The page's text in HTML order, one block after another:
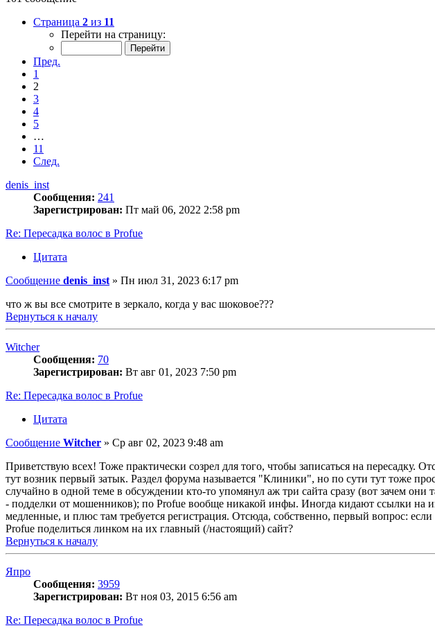
Страница 2 из 11
Перейти на страницу:
Пред.
1
2
3
4
5
…
11
След.
denis_inst
Сообщения: 241
Зарегистрирован: Пт май 06, 2022 2:58 pm
Re: Пересадка волос в Profue
Цитата
Сообщение denis_inst » Пн июл 31, 2023 6:17 pm
что ж вы все смотрите в зеркало, когда у вас шоковое???
Вернуться к началу
Witcher
Сообщения: 70
Зарегистрирован: Вт авг 01, 2023 7:50 pm
Re: Пересадка волос в Profue
Цитата
Сообщение Witcher » Ср авг 02, 2023 9:48 am
Приветствую всех! Тоже практически созрел для того, чтобы записаться на пересадку.
тут возник первый затык. Раздел форума называется "Клиники", но по сути тут тоже
случайно в одной теме в обсуждении кто-то упомянул аж три сайта сразу (вот зачем
- подделки от мошенников); по Profue вообще никакой инфы. Иногда кидают ссылки на
медленные, и плюс там требуется регистрация. Отсюда, собственно, первый вопрос:
Profue поделиться линком на их главный (/настоящий) сайт?
Вернуться к началу
Япро
Сообщения: 3959
Зарегистрирован: Вт ноя 03, 2015 6:56 am
Re: Пересадка волос в Profue